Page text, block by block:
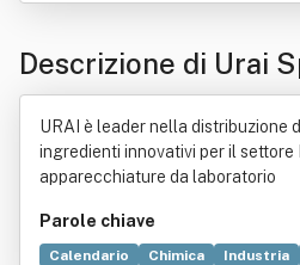
Descrizione di Urai
URAI è leader nella distribuzione
ingredienti innovativi per il settore
apparecchiature da laboratorio
Parole chiave
Calendario Chimica Industria